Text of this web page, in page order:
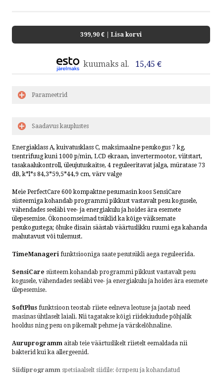
by ShopRoller
399,90 € | Lisa korvi
kuumaks al. 15,45 €
Parameetrid
Saadavus kauplustes
Energiaklass A, kuivatusklass C, maksimaalne pesukogus 7 kg,
tsentrifuug kuni 1000 p/min, LCD ekraan, invertermootor, viitstart,
tasakaalukontroll, üleujutuskaitse, 4 reguleeritavat jalga, müratase 73
dB, k*l*s 84,3*59,5*44,9 cm, värv valge
Meie PerfectCare 600 kompaktne pesumasin koos SensiCare
süsteemiga kohandab programmi pikkust vastavalt pesu kogusele,
vähendades seeläbi vee- ja energiakulu ja hoides ära esemete
ülepesemise. Ökonoomseimad tsüklid ka kõige väiksemate
pesukogustega; õhuke disain säästab väärtuslikku ruumi ega kahanda
mahutavust või tulemust.
TimeManageri funktsiooniga saate pesutsükli aega reguleerida.
SensiCare süsteem kohandab programmi pikkust vastavalt pesu
kogusele, vähendades seeläbi vee- ja energiakulu ja hoides ära esemete
ülepesemise.
SoftPlus funktsioon teostab riiete eelneva leotuse ja jaotab need
masinas ühtlaselt laiali. Nii tagatakse kõigi riidekiudude põhjalik
hooldus ning pesu on pikemalt pehme ja värskelõhnaline.
Auruprogramm aitab teie väärtuslikelt riietelt eemaldada nii
bakterid kui ka allergeenid.
Siidiprogramm spetsiaalselt siidile: õrnpesu ja kohandatud